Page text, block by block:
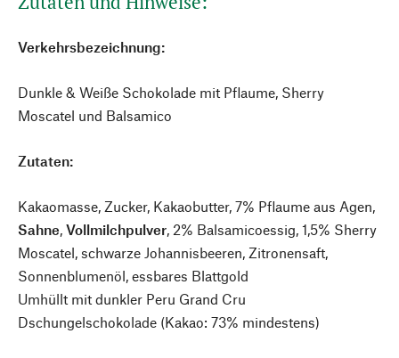
Verkehrsbezeichnung:
Dunkle & Weiße Schokolade mit Pflaume, Sherry
Moscatel und Balsamico
Zutaten:
Kakaomasse, Zucker, Kakaobutter, 7% Pflaume aus Agen,
Sahne, Vollmilchpulver, 2% Balsamicoessig, 1,5% Sherry
Moscatel, schwarze Johannisbeeren, Zitronensaft,
Sonnenblumenöl, essbares Blattgold
Umhüllt mit dunkler Peru Grand Cru
Dschungelschokolade (Kakao: 73% mindestens)